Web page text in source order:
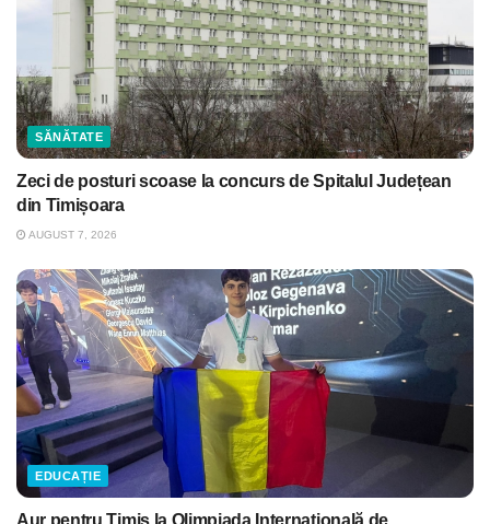
SĂNĂTATE
Zeci de posturi scoase la concurs de Spitalul Județean
din Timișoara
AUGUST 7, 2026
EDUCAȚIE